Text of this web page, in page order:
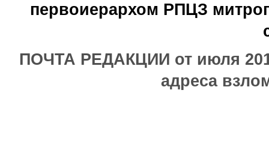
первоиерархом РПЦЗ
ПОЧТА РЕДАКЦИИ от июля
адреса